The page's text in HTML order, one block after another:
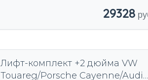
29328
Лифт-комплект +2 дюйма VW
Touareg/Porsche Cayenne/Audi